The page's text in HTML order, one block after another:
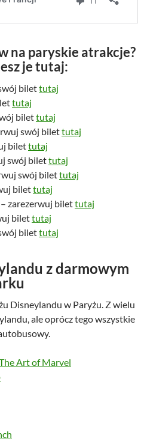
na paryskie atrakcje?
je tutaj:
bilettutaj
tutaj
bilettutaj
swój bilettutaj
bilettutaj
swój bilettutaj
swój bilettutaj
bilettutaj
zarezerwuj bilettutaj
bilettutaj
bilettutaj
z darmowym
Disneylandu w Paryżu. Z wielu
ale oprócz tego wszystkie
Art of Marvel